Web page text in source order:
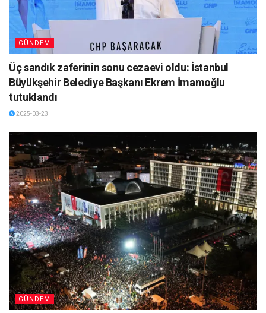
GÜNDEM
Üç sandık zaferinin sonu cezaevi oldu: İstanbul
Büyükşehir Belediye Başkanı Ekrem İmamoğlu
tutuklandı
2025-03-23
GÜNDEM